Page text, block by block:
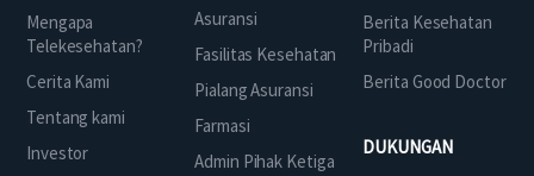
Mengapa
Telekesehatan?
Cerita Kami
Tentang kami
Investor
Asuransi
Fasilitas Kesehatan
Pialang Asuransi
Farmasi
Admin Pihak Ketiga
Berita Kesehatan
Pribadi
Berita Good Doctor
DUKUNGAN